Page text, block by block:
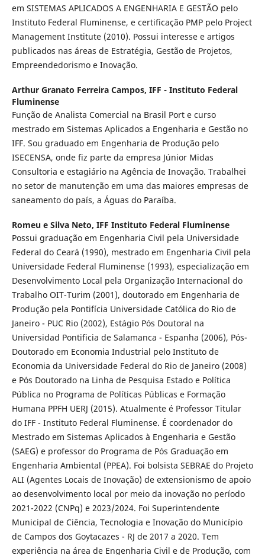
em SISTEMAS APLICADOS A ENGENHARIA E GESTÃO pelo
Instituto Federal Fluminense, e certificação PMP pelo Project
Management Institute (2010). Possui interesse e artigos
publicados nas áreas de Estratégia, Gestão de Projetos,
Empreendedorismo e Inovação.
Arthur Granato Ferreira Campos, IFF - Instituto Federal
Fluminense
Função de Analista Comercial na Brasil Port e curso
mestrado em Sistemas Aplicados a Engenharia e Gestão no
IFF. Sou graduado em Engenharia de Produção pelo
ISECENSA, onde fiz parte da empresa Júnior Midas
Consultoria e estagiário na Agência de Inovação. Trabalhei
no setor de manutenção em uma das maiores empresas de
saneamento do país, a Águas do Paraíba.
Romeu e Silva Neto, IFF Instituto Federal Fluminense
Possui graduação em Engenharia Civil pela Universidade
Federal do Ceará (1990), mestrado em Engenharia Civil pela
Universidade Federal Fluminense (1993), especialização em
Desenvolvimento Local pela Organização Internacional do
Trabalho OIT-Turim (2001), doutorado em Engenharia de
Produção pela Pontifícia Universidade Católica do Rio de
Janeiro - PUC Rio (2002), Estágio Pós Doutoral na
Universidad Pontificia de Salamanca - Espanha (2006), Pós-
Doutorado em Economia Industrial pelo Instituto de
Economia da Universidade Federal do Rio de Janeiro (2008)
e Pós Doutorado na Linha de Pesquisa Estado e Política
Pública no Programa de Políticas Públicas e Formação
Humana PPFH UERJ (2015). Atualmente é Professor Titular
do IFF - Instituto Federal Fluminense. É coordenador do
Mestrado em Sistemas Aplicados à Engenharia e Gestão
(SAEG) e professor do Programa de Pós Graduação em
Engenharia Ambiental (PPEA). Foi bolsista SEBRAE do Projeto
ALI (Agentes Locais de Inovação) de extensionismo de apoio
ao desenvolvimento local por meio da inovação no período
2021-2022 (CNPq) e 2023/2024. Foi Superintendente
Municipal de Ciência, Tecnologia e Inovação do Município
de Campos dos Goytacazes - RJ de 2017 a 2020. Tem
experiência na área de Engenharia Civil e de Produção, com